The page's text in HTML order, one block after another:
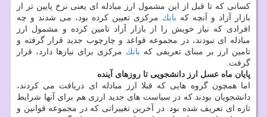
كسانی كه تا قبل از این مشمول ارز مبادله ای یعنی نرخ پایین تر از
بازار آزاد و آنچه كه بانك مركزی تعیین كرده بود، می شدند و چه
افرادی كه نیاز خویش را از بازار آزاد تامین كرده و مشمول ارز
مبادله ای نبودند، در مجموعه قواعد و چارچوب جدید قرار گرفته و
تامین ارز بر مبنای تعریفی كه بانك مركزی برای نیازها دارد، قرار
گرفت.
پایان ماه عسل ارز دانشجویی تا روزهای آینده
اما همچون گروه هایی كه قبلا ارز مبادله ای دریافت می كردند،
دانشجویان بودند كه در سیاست های جدید ارزی هم برای آنها شرایط
تازه ای تعریف شده بود. در آخرین تغییراتی كه در مجموعه قوانین و